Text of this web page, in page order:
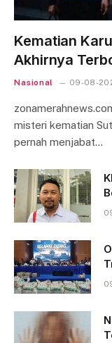
Kematian
Akhirnya
Nasional 09-08-
misteri kematian
pernah menjabat…